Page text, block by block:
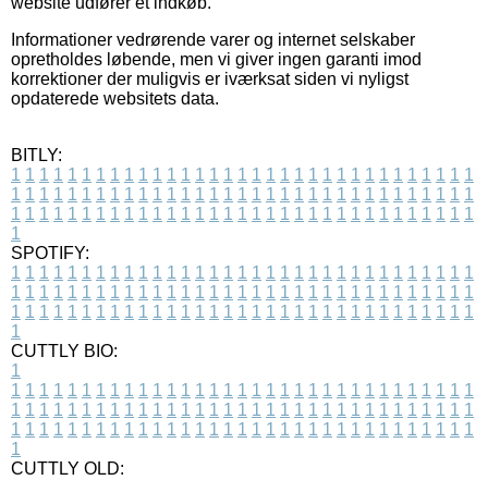
Informationer vedrørende varer og internet selskaber
opretholdes løbende, men vi giver ingen garanti imod
korrektioner der muligvis er iværksat siden vi nyligst
opdaterede websitets data.
BITLY:
1 1 1 1 1 1 1 1 1 1 1 1 1 1 1 1 1 1 1 1 1 1 1 1 1 1 1 1 1 1 1 1 1
1 1 1 1 1 1 1 1 1 1 1 1 1 1 1 1 1 1 1 1 1 1 1 1 1 1 1 1 1 1 1 1 1
1 1 1 1 1 1 1 1 1 1 1 1 1 1 1 1 1 1 1 1 1 1 1 1 1 1 1 1 1 1 1 1 1
1
SPOTIFY:
1 1 1 1 1 1 1 1 1 1 1 1 1 1 1 1 1 1 1 1 1 1 1 1 1 1 1 1 1 1 1 1 1
1 1 1 1 1 1 1 1 1 1 1 1 1 1 1 1 1 1 1 1 1 1 1 1 1 1 1 1 1 1 1 1 1
1 1 1 1 1 1 1 1 1 1 1 1 1 1 1 1 1 1 1 1 1 1 1 1 1 1 1 1 1 1 1 1 1
1
CUTTLY BIO:
1
1 1 1 1 1 1 1 1 1 1 1 1 1 1 1 1 1 1 1 1 1 1 1 1 1 1 1 1 1 1 1 1 1
1 1 1 1 1 1 1 1 1 1 1 1 1 1 1 1 1 1 1 1 1 1 1 1 1 1 1 1 1 1 1 1 1
1 1 1 1 1 1 1 1 1 1 1 1 1 1 1 1 1 1 1 1 1 1 1 1 1 1 1 1 1 1 1 1 1
1
CUTTLY OLD: